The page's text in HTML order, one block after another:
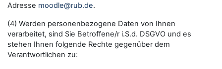
Adresse moodle@rub.de.
(4) Werden personenbezogene Daten von Ihnen
verarbeitet, sind Sie Betroffene/r i.S.d. DSGVO und es
stehen Ihnen folgende Rechte gegenüber dem
Verantwortlichen zu: